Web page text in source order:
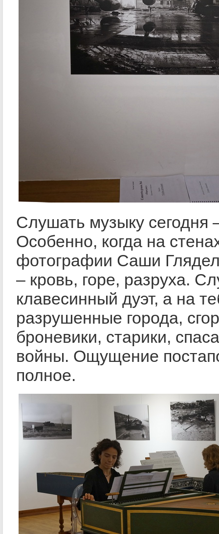
Слушать музыку сегодня
Особенно, когда на
фотографии Саши
– кровь, горе, разруха.
клавесинный дуэт, а на
разрушенные города,
броневики, старики,
войны. Ощущение
полное.